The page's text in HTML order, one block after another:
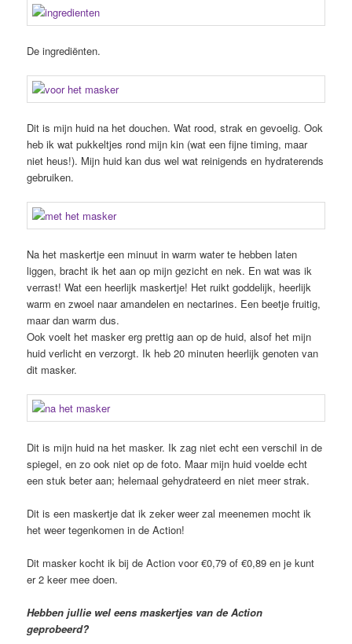
De ingrediënten.
Dit is mijn huid na het douchen. Wat rood, strak en gevoelig. Ook
heb ik wat pukkeltjes rond mijn kin (wat een fijne timing, maar
niet heus!). Mijn huid kan dus wel wat reinigends en hydraterends
gebruiken.
Na het maskertje een minuut in warm water te hebben laten
liggen, bracht ik het aan op mijn gezicht en nek. En wat was ik
verrast! Wat een heerlijk maskertje! Het ruikt goddelijk, heerlijk
warm en zwoel naar amandelen en nectarines. Een beetje fruitig,
maar dan warm dus.
Ook voelt het masker erg prettig aan op de huid, alsof het mijn
huid verlicht en verzorgt. Ik heb 20 minuten heerlijk genoten van
dit masker.
Dit is mijn huid na het masker. Ik zag niet echt een verschil in de
spiegel, en zo ook niet op de foto. Maar mijn huid voelde echt
een stuk beter aan; helemaal gehydrateerd en niet meer strak.
Dit is een maskertje dat ik zeker weer zal meenemen mocht ik
het weer tegenkomen in de Action!
Dit masker kocht ik bij de Action voor €0,79 of €0,89 en je kunt
er 2 keer mee doen.
Hebben jullie wel eens maskertjes van de Action
geprobeerd?